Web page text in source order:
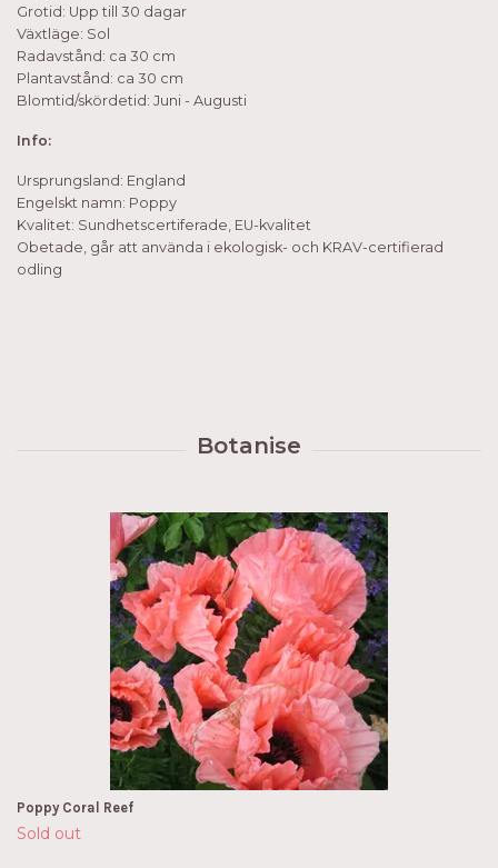
Grotid: Upp till 30 dagar
Växtläge: Sol
Radavstånd: ca 30 cm
Plantavstånd: ca 30 cm
Blomtid/skördetid: Juni - Augusti
Info:
Ursprungsland: England
Engelskt namn: Poppy
Kvalitet: Sundhetscertiferade, EU-kvalitet
Obetade, går att använda i ekologisk- och KRAV-certifierad
odling
Poppy Coral Reef
Sold out